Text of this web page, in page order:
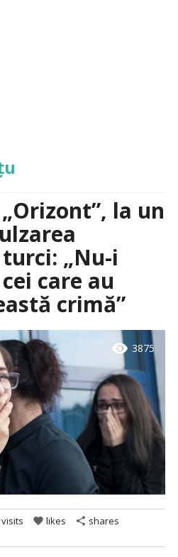
la un
„Nu-i
care au
crimă”
visibility 3875
favorite likes share shares